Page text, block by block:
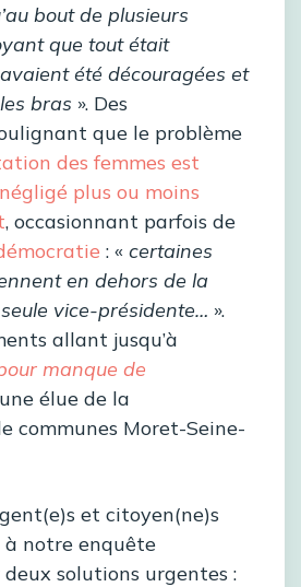
bout de plusieurs
que tout était
été découragées et
bras ». Des
que le problème
des femmes est
plus ou moins
, occasionnant parfois de
: « certaines
en dehors de la
vice-présidente… ».
allant jusqu’à
manque de
élue de la
communes Moret-Seine-
et citoyen(ne)s
notre enquête
deux solutions urgentes :